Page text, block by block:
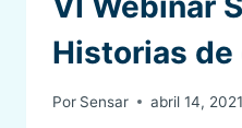
Historias de
Por Sensar abril 14, 2021